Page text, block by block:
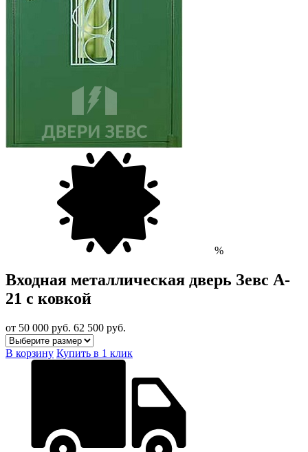
%
Входная металлическая дверь Зевс A-
21 с ковкой
от 50 000 руб. 62 500 руб.
В корзину Купить в 1 клик